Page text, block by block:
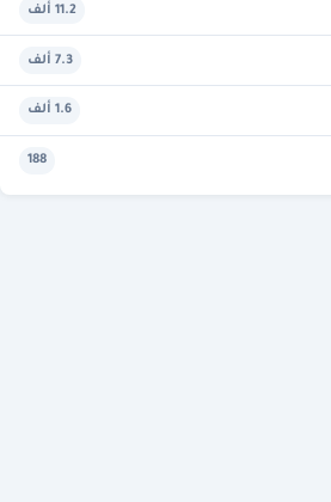
11.2 ألف
7.3 ألف
1.6 ألف
188